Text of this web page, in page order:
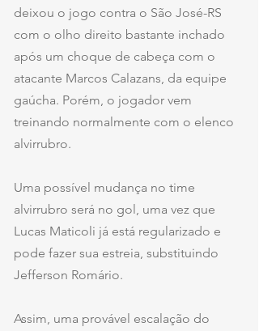
deixou o jogo contra o São José-RS
com o olho direito bastante inchado
após um choque de cabeça com o
atacante Marcos Calazans, da equipe
gaúcha. Porém, o jogador vem
treinando normalmente com o elenco
alvirrubro.
Uma possível mudança no time
alvirrubro será no gol, uma vez que
Lucas Maticoli já está regularizado e
pode fazer sua estreia, substituindo
Jefferson Romário.
Assim, uma provável escalação do